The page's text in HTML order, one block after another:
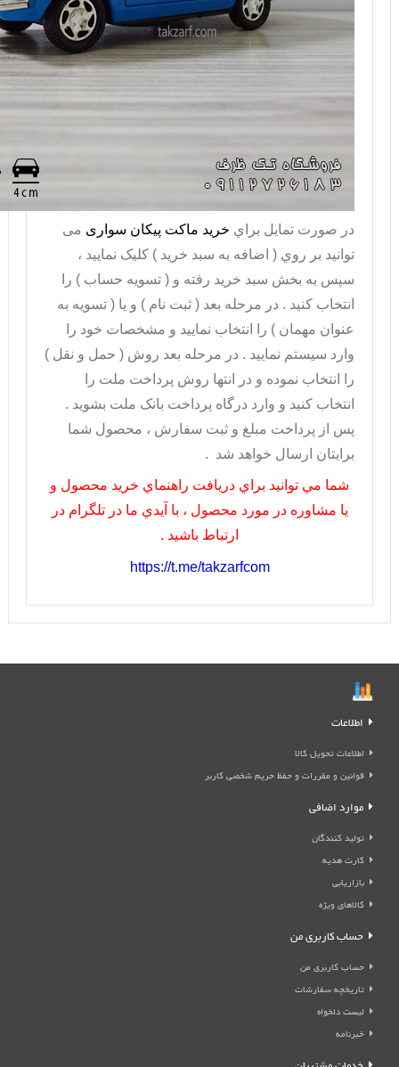
در صورت تمايل براي خريد ماکت پیکان سواری می
توانيد بر روي ( اضافه به سبد خريد ) کليک نماييد ،
سپس به بخش سبد خريد رفته و ( تسويه حساب ) را
انتخاب کنيد . در مرحله بعد ( ثبت نام ) و يا ( تسويه به
عنوان مهمان ) را انتخاب نماييد و مشخصات خود را
وارد سيستم نماييد . در مرحله بعد روش ( حمل و نقل )
را انتخاب نموده و در انتها روش پرداخت ملت را
انتخاب کنيد و وارد درگاه پرداخت بانک ملت بشويد .
پس از پرداخت مبلغ و ثبت سفارش ، محصول شما
برايتان ارسال خواهد شد .
شما مي توانيد براي دريافت راهنماي خريد محصول و
يا مشاوره در مورد محصول ، با آيدي ما در تلگرام در
ارتباط باشيد .
https://t.me/takzarfcom
اطلاعات
اطلاعات تحویل کالا
قوانین و مقررات و حفظ حریم شخصی کاربر
موارد اضافی
تولید کنندگان
کارت هدیه
بازاریابی
کالاهای ویژه
حساب کاربری من
حساب کاربری من
تاریخچه سفارشات
لیست دلخواه
خبرنامه